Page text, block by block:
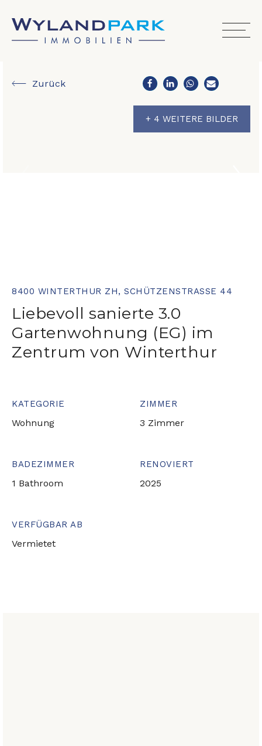
Zurück
+ 4 WEITERE BILDER
8400 WINTERTHUR ZH, SCHÜTZENSTRASSE 44
Liebevoll sanierte 3.0
Gartenwohnung (EG) im
Zentrum von Winterthur
KATEGORIE
Wohnung
ZIMMER
3 Zimmer
BADEZIMMER
1 Bathroom
RENOVIERT
2025
VERFÜGBAR AB
Vermietet